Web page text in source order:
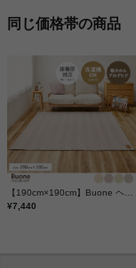
同じ価格帯の商品
【190cm×190cm】Buone ヘリンボンラグ
¥7,440